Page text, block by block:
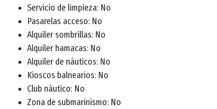
Servicio de limpieza: No
Pasarelas acceso: No
Alquiler sombrillas: No
Alquiler hamacas: No
Alquiler de náuticos: No
Kioscos balnearios: No
Club náutico: No
Zona de submarinismo: No